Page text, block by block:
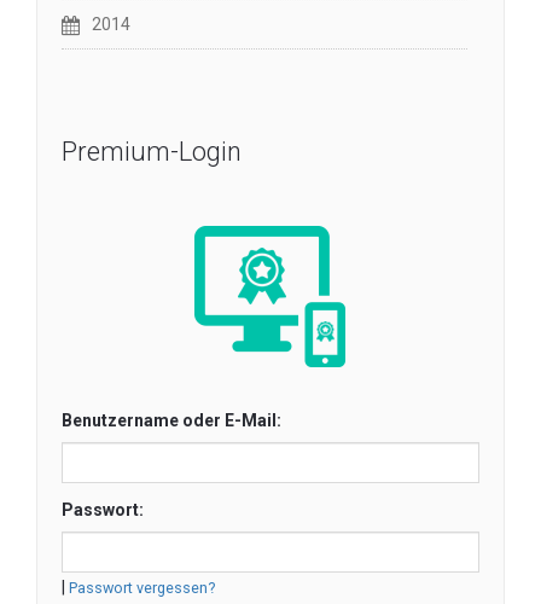
2014
Premium-Login
Benutzername oder E-Mail:
Passwort:
| Passwort vergessen?